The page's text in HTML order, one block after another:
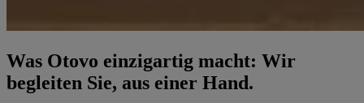
Was Otovo einzigartig macht: Wir
begleiten Sie, aus einer Hand.